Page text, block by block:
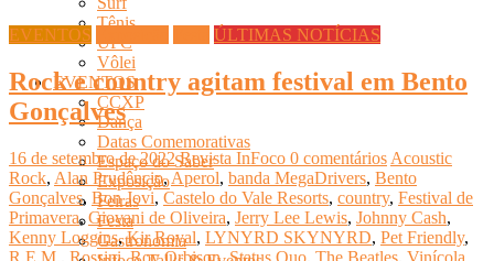
Tênis
UFC
Vôlei
EVENTOS
CCXP
Dança
Datas Comemorativas
Espaço do Saber
Exposição
Feiras
Festa
Gastronomia
EVENTOS ÚLTIMAS NOTÍCIAS
Rock e country agitam festival em Bento
Gonçalves
16 de setembro de 2022 Revista InFoco 0 comentários Acoustic
Rock, Alan Prudêncio,Aperol, banda MegaDrivers, Bento
Gonçalves, Bon Jovi, Castelo do Vale Resorts, country, Festival de
Primavera,Giovani de Oliveira, Jerry Lee Lewis, Johnny Cash,
Kenny Loggins,Kir Royal, LYNYRD SKYNYRD, Pet Friendly,